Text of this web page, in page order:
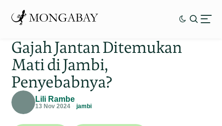
Gajah Jantan Ditemukan
Mati di Jambi,
Penyebabnya?
Lili Rambe
13 Nov 2024 jambi